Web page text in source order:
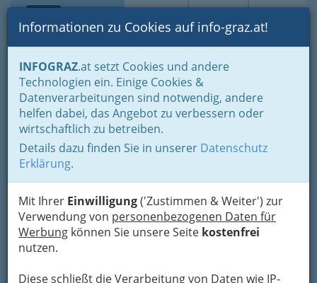
Suche Login Toggle
Informationen zu Cookies auf info-graz.at!
INFOGRAZ.at setzt Cookies und andere
Technologien ein. Einige Cookies &
Datenverarbeitungen sind notwendig, andere
helfen dabei, das Angebot zu verbessern oder
wirtschaftlich zu betreiben.
Details dazu finden Sie in unserer Datenschutz
Erklärung.
Mit Ihrer Einwilligung('Zustimmen & Weiter') zur
Verwendung von personenbezogenen Daten für
Werbung können Sie unsere Seite kostenfrei
nutzen.
Diese schließt die Verarbeitung von Daten wie IP-
Home
Fotos
Jänner bis Dezember - nach Monaten und Halbjahren gruppiert
Erstes Halbjahr 2017
V:NM 2017 - StockwerkJAZZ
Previous